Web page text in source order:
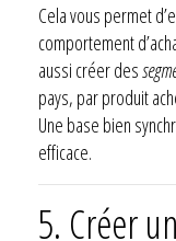
Cela vous permet
comportement
aussi créer des
pays, par produit
Une base bien
efficace.
5. Créer